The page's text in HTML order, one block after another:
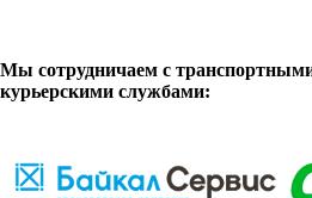
Мы сотрудничаем с
курьерскими службами: